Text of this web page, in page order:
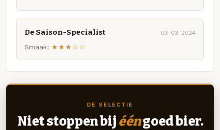
De Saison-Specialist 03-03-2024
Smaak: ★★★☆☆
DE SELECTIE
Niet stoppen bij ééngoed bier.